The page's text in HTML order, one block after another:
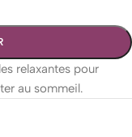
relaxantes pour
au sommeil.